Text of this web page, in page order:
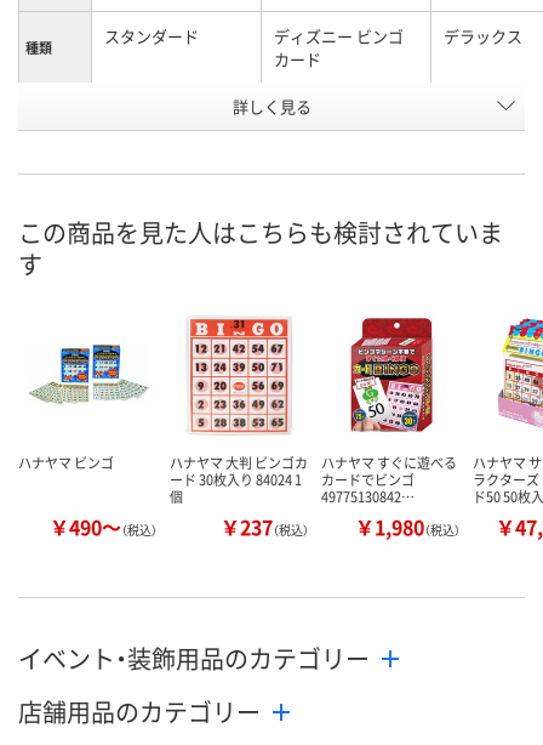
種類 スタンダード
ディズニー ビンゴ
カード
デラックス
P387674 EJ57243
カゴへ カゴへ カ
詳しく見る
この商品を見た人はこちらも検討されていま
す
ハナヤマ ビンゴ
￥490～（税込）
ハナヤマ 大判 ビンゴカ
ード 30枚入り 84024 1
個
￥237（税込）
ハナヤマ すぐに遊べる
カードでビンゴ
49775130842…
￥1,980（税込）
ハナヤマ
ラクター
ド50 50枚
￥
イベント・装飾用品のカテゴリー
店舗用品のカテゴリー